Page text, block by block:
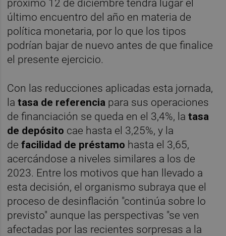
próximo 12 de diciembre tendrá lugar el
último encuentro del año en materia de
política monetaria, por lo que los tipos
podrían bajar de nuevo antes de que finalice
el presente ejercicio.
Con las reducciones aplicadas esta jornada,
latasa de referencia para sus operaciones
de financiación se queda en el 3,4%, latasa
de depósito cae hasta el 3,25%, y la
de facilidad de préstamo hasta el 3,65,
acercándose a niveles similares a los de
2023. Entre los motivos que han llevado a
esta decisión, el organismo subraya que el
proceso de desinflación "continúa sobre lo
previsto" aunque las perspectivas "se ven
afectadas por las recientes sorpresas a la